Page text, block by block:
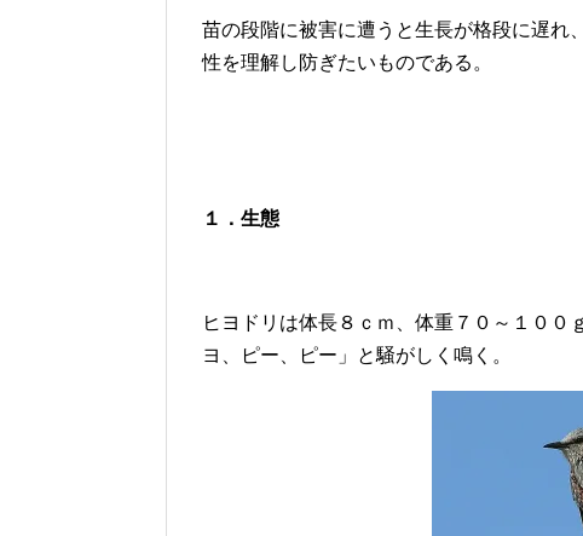
苗の段階に被害に遭うと生長が格段に遅れ
性を理解し防ぎたいものである。
１．生態
ヒヨドリは体長８ｃｍ、体重７０～１０
ヨ、ピー、ピー」と騒がしく鳴く。